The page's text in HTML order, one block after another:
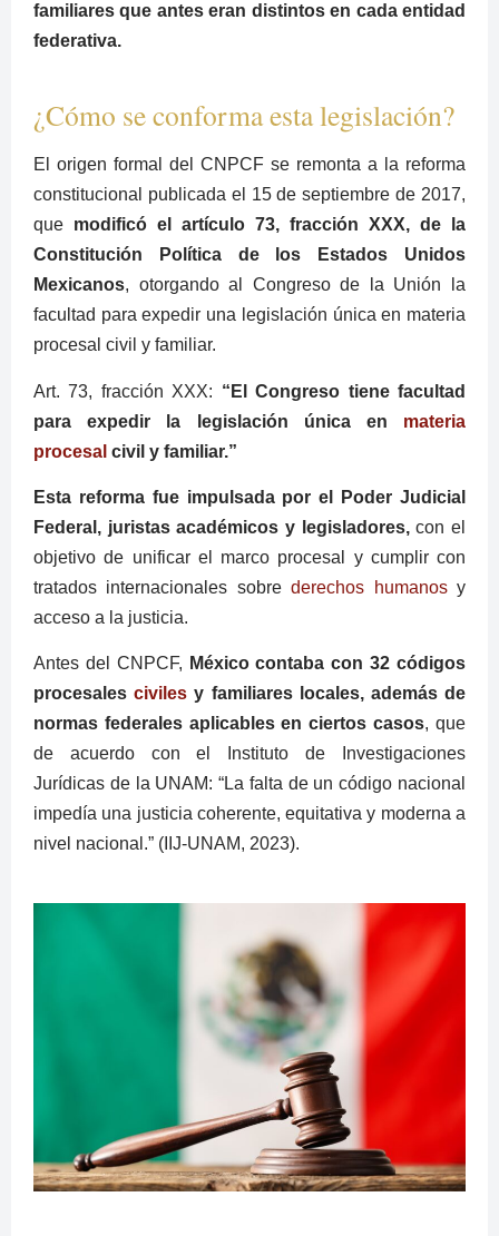
familiares que antes eran distintos en cada entidad
federativa.
¿Cómo se conforma esta legislación?
El origen formal del CNPCF se remonta a la reforma
constitucional publicada el 15 de septiembre de 2017,
que modificó el artículo 73, fracción XXX, de la
Constitución Política de los Estados Unidos
Mexicanos, otorgando al Congreso de la Unión la
facultad para expedir una legislación única en materia
procesal civil y familiar.
Art. 73, fracción XXX: “El Congreso tiene facultad
para expedir la legislación única en materia
procesal civil y familiar.”
Esta reforma fue impulsada por el Poder Judicial
Federal, juristas académicos y legisladores,con el
objetivo de unificar el marco procesal y cumplir con
tratados internacionales sobrederechos humanosy
acceso a la justicia.
Antes del CNPCF, México contaba con 32 códigos
procesalesciviles y familiares locales, además de
normas federales aplicables en ciertos casos, que
de acuerdo con el Instituto de Investigaciones
Jurídicas de la UNAM: “La falta de un código nacional
impedía una justicia coherente, equitativa y moderna a
nivel nacional.” (IIJ-UNAM, 2023).